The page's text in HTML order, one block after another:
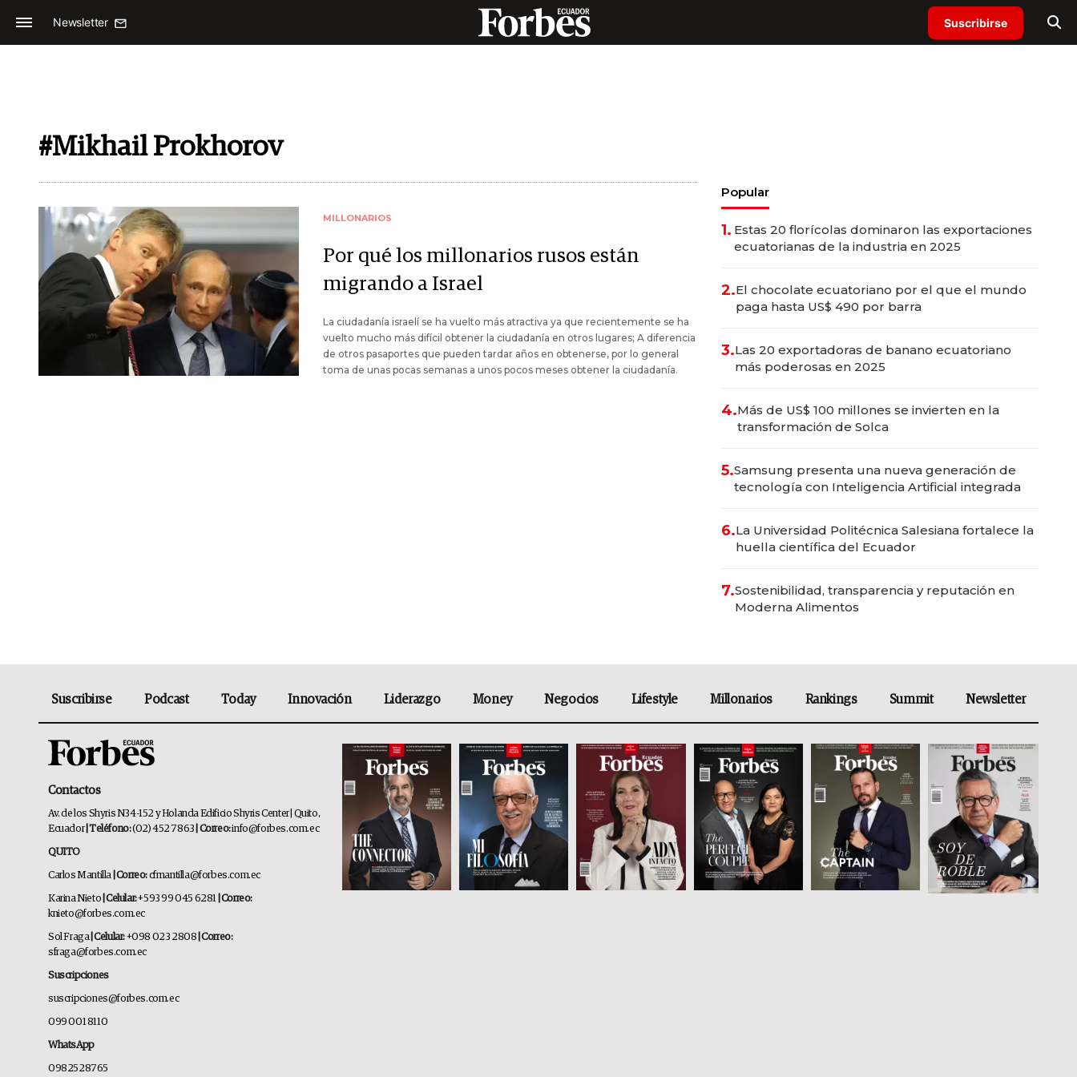
Newsletter Suscribirse
#Mikhail Prokhorov
MILLONARIOS
Por qué los millonarios rusos están
migrando a Israel
La ciudadanía israelí se ha vuelto más atractiva ya que recientemente se ha
vuelto mucho más difícil obtener la ciudadanía en otros lugares; A diferencia
de otros pasaportes que pueden tardar años en obtenerse, por lo general
toma de unas pocas semanas a unos pocos meses obtener la ciudadanía.
Popular
1. Estas 20 florícolas dominaron las exportaciones
ecuatorianas de la industria en 2025
2.El chocolate ecuatoriano por el que el mundo
paga hasta US$ 490 por barra
3.Las 20 exportadoras de banano ecuatoriano
más poderosas en 2025
4.Más de US$ 100 millones se invierten en la
transformación de Solca
5.Samsung presenta una nueva generación de
tecnología con Inteligencia Artificial integrada
6.La Universidad Politécnica Salesiana fortalece la
huella científica del Ecuador
7.Sostenibilidad, transparencia y reputación en
Moderna Alimentos
Suscribirse Podcast Today Innovación Liderazgo Money Negocios Lifestyle Millonarios Rankings Summit Newsletter
Contactos
Av. de los Shyris N34-152 y Holanda Edificio Shyris Center | Quito,
Ecuador | Teléfono:(02) 452 7863 | Correo:info@forbes.com.ec
QUITO
Carlos Mantilla | Correo:cfmantilla@forbes.com.ec
Karina Nieto | Celular:+593 99 045 6281 | Correo:
knieto@forbes.com.ec
Sol Fraga| Celular:+098 023 2808 | Correo:
sfraga@forbes.com.ec
Suscripciones
suscripciones@forbes.com.ec
099 001 8110
WhatsApp
0982528765